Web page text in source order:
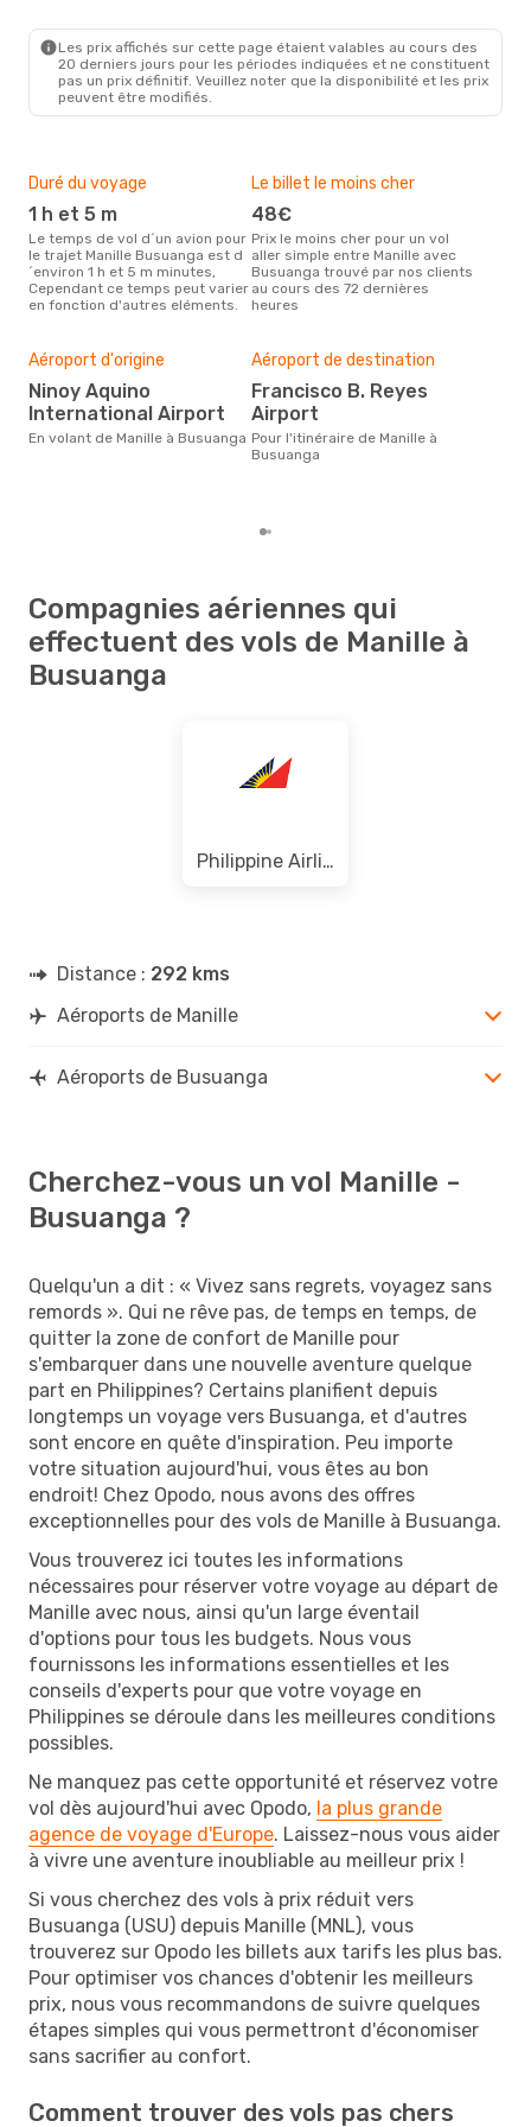
Les prix affichés sur cette page étaient valables au cours des
20 derniers jours pour les périodes indiquées et ne constituent
pas un prix définitif. Veuillez noter que la disponibilité et les prix
peuvent être modifiés.
Duré du voyage
1 h et 5 m
Le temps de vol d´un avion pour
le trajet Manille Busuanga est d
´environ 1 h et 5 m minutes,
Cependant ce temps peut varier
en fonction d'autres eléments.
Le billet le moins cher
48€
Prix le moins cher pour un vol
aller simple entre Manille avec
Busuanga trouvé par nos clients
au cours des 72 dernières
heures
Aéroport d'origine
Ninoy Aquino
International Airport
En volant de Manille à Busuanga
Aéroport de destination
Francisco B. Reyes
Airport
Pour l'itinéraire de Manille à
Busuanga
Compagnies aériennes qui
effectuent des vols de Manille à
Busuanga
Philippine Airlines
Distance : 292 kms
Aéroports de Manille
Aéroports de Busuanga
Cherchez-vous un vol Manille -
Busuanga ?
Quelqu'un a dit : « Vivez sans regrets, voyagez sans
remords ». Qui ne rêve pas, de temps en temps, de
quitter la zone de confort de Manille pour
s'embarquer dans une nouvelle aventure quelque
part en Philippines? Certains planifient depuis
longtemps un voyage vers Busuanga, et d'autres
sont encore en quête d'inspiration. Peu importe
votre situation aujourd'hui, vous êtes au bon
endroit! Chez Opodo, nous avons des offres
exceptionnelles pour des vols de Manille à Busuanga.
Vous trouverez ici toutes les informations
nécessaires pour réserver votre voyage au départ de
Manille avec nous, ainsi qu'un large éventail
d'options pour tous les budgets. Nous vous
fournissons les informations essentielles et les
conseils d'experts pour que votre voyage en
Philippines se déroule dans les meilleures conditions
possibles.
Ne manquez pas cette opportunité et réservez votre
vol dès aujourd'hui avec Opodo, la plus grande
agence de voyage d'Europe. Laissez-nous vous aider
à vivre une aventure inoubliable au meilleur prix !
Si vous cherchez des vols à prix réduit vers
Busuanga (USU) depuis Manille (MNL), vous
trouverez sur Opodo les billets aux tarifs les plus bas.
Pour optimiser vos chances d'obtenir les meilleurs
prix, nous vous recommandons de suivre quelques
étapes simples qui vous permettront d'économiser
sans sacrifier au confort.
Comment trouver des vols pas chers